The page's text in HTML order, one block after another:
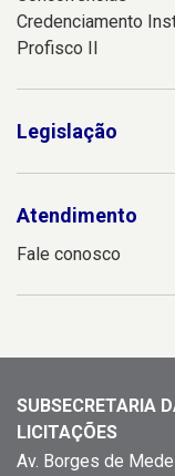
Credenciamento
Profisco II
Legislação
Atendimento
Fale conosco
SUBSECRETARIA
LICITAÇÕES
Av. Borges de